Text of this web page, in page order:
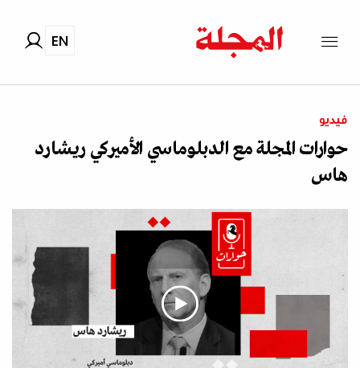
EN
فيديو
حوارات المجلة مع الدبلوماسي الأميركي ريشارد
هاس